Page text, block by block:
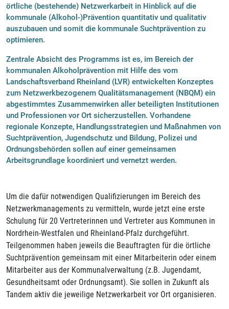
örtliche (bestehende) Netzwerkarbeit in Hinblick auf die
kommunale (Alkohol-)Prävention quantitativ und qualitativ
auszubauen und somit die kommunale Suchtprävention zu
optimieren.
Zentrale Absicht des Programms ist es, im Bereich der
kommunalen Alkoholprävention mit Hilfe des vom
Landschaftsverband Rheinland (LVR) entwickelten Konzeptes
zum Netzwerkbezogenem Qualitätsmanagement (NBQM) ein
abgestimmtes Zusammenwirken aller beteiligten Institutionen
und Professionen vor Ort sicherzustellen. Vorhandene
regionale Konzepte, Handlungsstrategien und Maßnahmen von
Suchtprävention, Jugendschutz und Bildung, Polizei und
Ordnungsbehörden sollen auf einer gemeinsamen
Arbeitsgrundlage koordiniert und vernetzt werden.
Um die dafür notwendigen Qualifizierungen im Bereich des
Netzwerkmanagements zu vermitteln, wurde jetzt eine erste
Schulung für 20 Vertreterinnen und Vertreter aus Kommunen in
Nordrhein-Westfalen und Rheinland-Pfalz durchgeführt.
Teilgenommen haben jeweils die Beauftragten für die örtliche
Suchtprävention gemeinsam mit einer Mitarbeiterin oder einem
Mitarbeiter aus der Kommunalverwaltung (z.B. Jugendamt,
Gesundheitsamt oder Ordnungsamt). Sie sollen in Zukunft als
Tandem aktiv die jeweilige Netzwerkarbeit vor Ort organisieren.